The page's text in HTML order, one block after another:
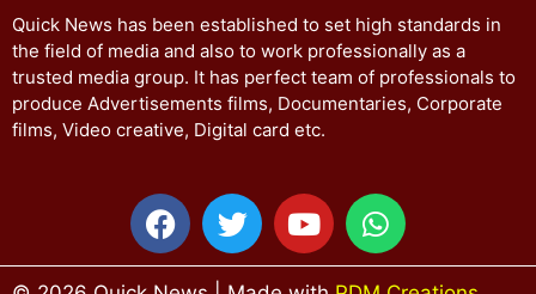
Quick News has been established to set high standards in
the field of media and also to work professionally as a
trusted media group. It has perfect team of professionals to
produce Advertisements films, Documentaries, Corporate
films, Video creative, Digital card etc.